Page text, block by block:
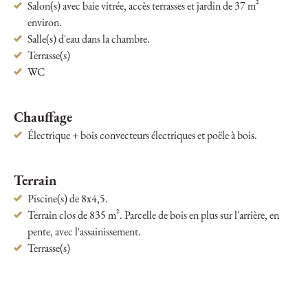
Salon(s) avec baie vitrée, accès terrasses et jardin de 37 m²
environ.
Salle(s) d'eau dans la chambre.
Terrasse(s)
WC
Chauffage
Électrique + bois convecteurs électriques et poële à bois.
Terrain
Piscine(s) de 8x4,5.
Terrain clos de 835 m². Parcelle de bois en plus sur l'arrière, en
pente, avec l'assainissement.
Terrasse(s)